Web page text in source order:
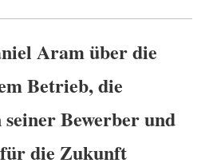
Aram über die
Betrieb, die
Bewerber und
die Zukunft